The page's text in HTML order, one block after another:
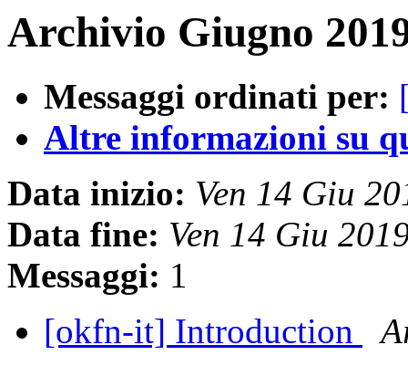
Archivio Giugno
Messaggi ordinati per:
Altre informazioni su
Data inizio: Ven 14 Giu
Data fine: Ven 14 Giu
Messaggi: 1
[okfn-it] Introduction